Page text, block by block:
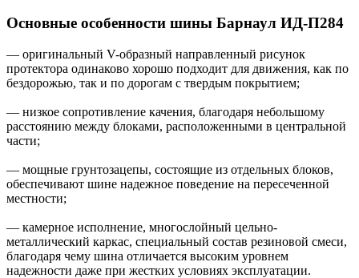
Основные особенности шины Барнаул ИД-П284
— оригинальный V-образный направленный рисунок
протектора одинаково хорошо подходит для движения, как по
бездорожью, так и по дорогам с твердым покрытием;
— низкое сопротивление качения, благодаря небольшому
расстоянию между блоками, расположенными в центральной
части;
— мощные грунтозацепы, состоящие из отдельных блоков,
обеспечивают шине надежное поведение на пересеченной
местности;
— камерное исполнение, многослойный цельно-
металлический каркас, специальный состав резиновой смеси,
благодаря чему шина отличается высоким уровнем
надежности даже при жестких условиях эксплуатации.